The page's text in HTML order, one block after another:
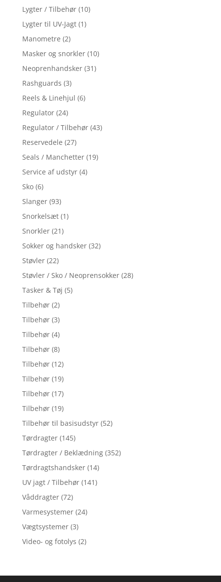
Lygter / Tilbehør (10)
Lygter til UV-Jagt (1)
Manometre (2)
Masker og snorkler (10)
Neoprenhandsker (31)
Rashguards (3)
Reels & Linehjul (6)
Regulator (24)
Regulator / Tilbehør (43)
Reservedele (27)
Seals / Manchetter (19)
Service af udstyr (4)
Sko (6)
Slanger (93)
Snorkelsæt (1)
Snorkler (21)
Sokker og handsker (32)
Støvler (22)
Støvler / Sko / Neoprensokker (28)
Tasker & Tøj (5)
Tilbehør (2)
Tilbehør (3)
Tilbehør (4)
Tilbehør (8)
Tilbehør (12)
Tilbehør (19)
Tilbehør (17)
Tilbehør (19)
Tilbehør til basisudstyr (52)
Tørdragter (145)
Tørdragter / Beklædning (352)
Tørdragtshandsker (14)
UV jagt / Tilbehør (141)
Våddragter (72)
Varmesystemer (24)
Vægtsystemer (3)
Video- og fotolys (2)